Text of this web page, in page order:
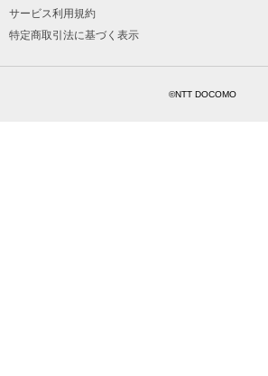
サービス利用規約
特定商取引法に基づく表示
©NTT DOCOMO